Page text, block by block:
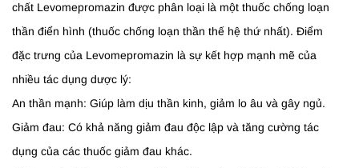
chất Levomepromazin được phân loại là một thuốc chống loạn
thần điển hình (thuốc chống loạn thần thế hệ thứ nhất). Điểm
đặc trưng của Levomepromazin là sự kết hợp mạnh mẽ của
nhiều tác dụng dược lý:
An thần mạnh: Giúp làm dịu thần kinh, giảm lo âu và gây ngủ.
Giảm đau: Có khả năng giảm đau độc lập và tăng cường tác
dụng của các thuốc giảm đau khác.